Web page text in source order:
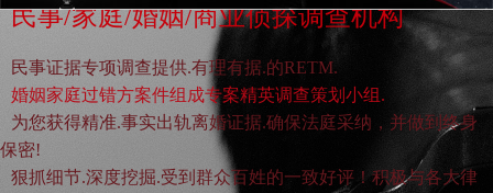
民事/家庭/婚姻/商业侦探调查机构
民事证据专项调查提供.有理有据.的RETM.
婚姻家庭过错方案件组成专案精英调查策划小组.
为您获得精准.事实出轨离婚证据.确保法庭采纳，并做到终身
保密!
狠抓细节.深度挖掘.受到群众百姓的一致好评！积极与各大律